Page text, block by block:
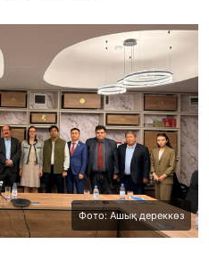
Фото: Ашық дереккөз